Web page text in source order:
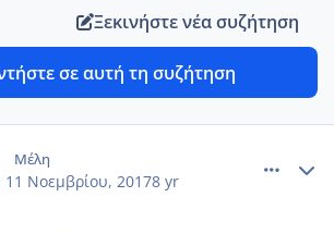
Ξεκινήστε νέα συζήτηση
σε αυτή τη συζήτηση
Μέλη
11 Νοεμβρίου, 20178 yr